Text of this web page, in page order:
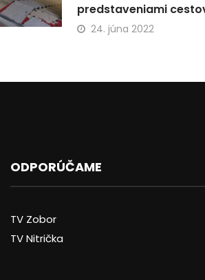
predstaveniami
24. júna 2022
ODPORÚČAME
TV Zobor
TV Nitrička